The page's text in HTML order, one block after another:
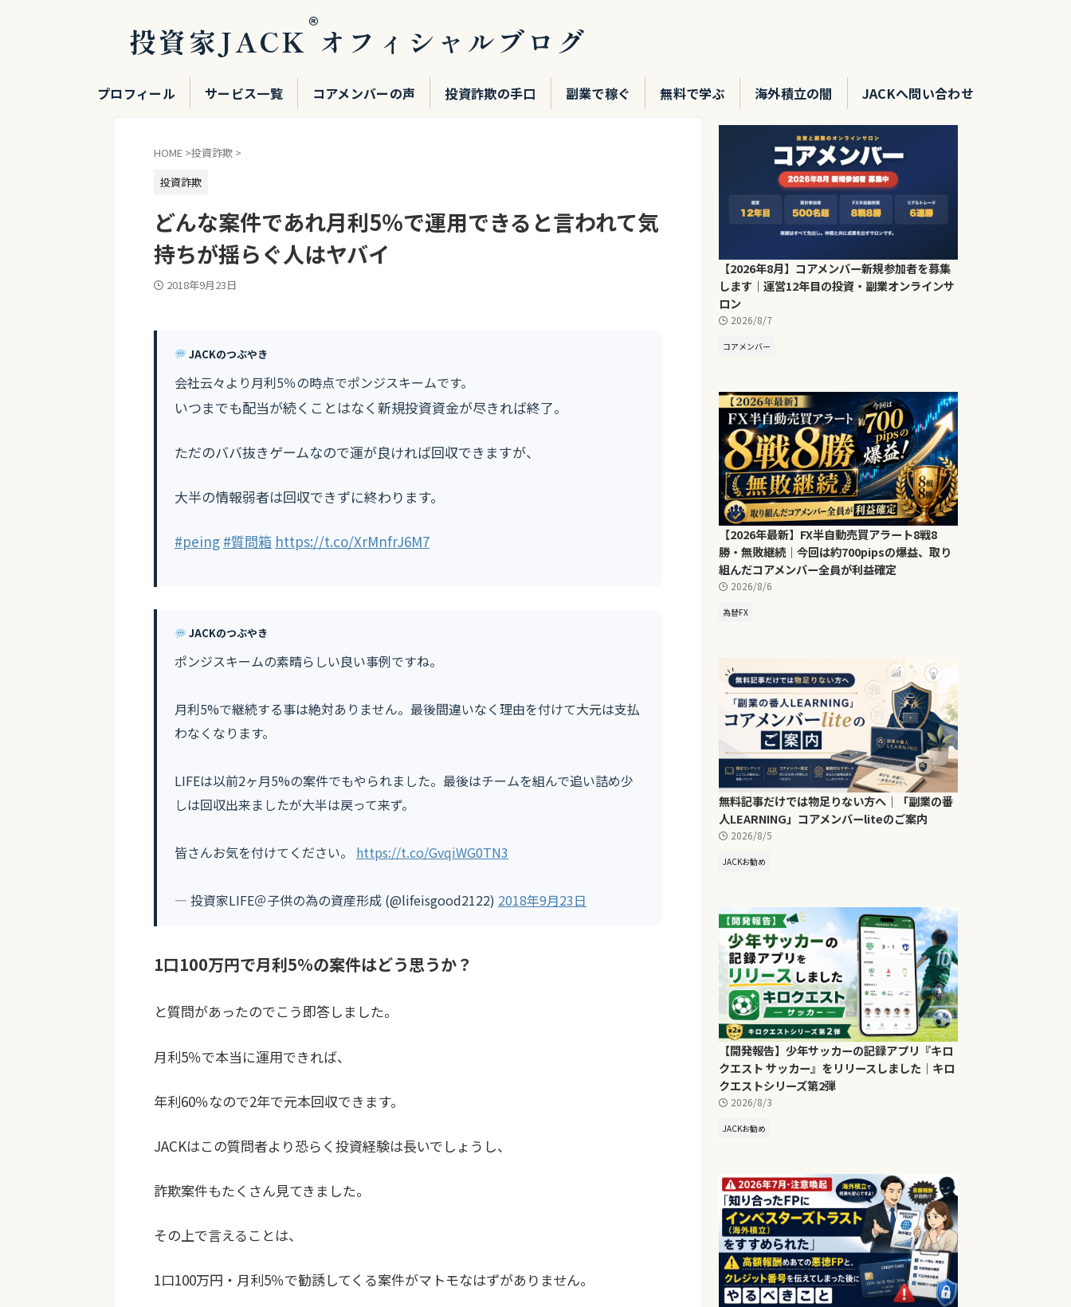
投資家JACK®オフィシャルブログ
プロフィール サービス一覧 コアメンバーの声 投資詐欺の手口 副業で稼ぐ 無料で学ぶ 海外積立の闇 JACKへ問い合わせ
HOME >投資詐欺 >
投資詐欺
どんな案件であれ月利5％で運用できると言われて気
持ちが揺らぐ人はヤバイ
2018年9月23日
JACKのつぶやき
会社云々より月利5％の時点でポンジスキームです。
いつまでも配当が続くことはなく新規投資資金が尽きれば終了。
ただのババ抜きゲームなので運が良ければ回収できますが、
大半の情報弱者は回収できずに終わります。
#peing #質問箱 https://t.co/XrMnfrJ6M7
JACKのつぶやき
ポンジスキームの素晴らしい良い事例ですね。
月利5%で継続する事は絶対ありません。最後間違いなく理由を付けて大元は支払
わなくなります。
LIFEは以前2ヶ月5%の案件でもやられました。最後はチームを組んで追い詰め少
しは回収出来ましたが大半は戻って来ず。
皆さんお気を付けてください。 https://t.co/GvqiWG0TN3
— 投資家LIFE＠子供の為の資産形成 (@lifeisgood2122) 2018年9月23日
1口100万円で月利5％の案件はどう思うか？
と質問があったのでこう即答しました。
月利5％で本当に運用できれば、
年利60％なので2年で元本回収できます。
JACKはこの質問者より恐らく投資経験は長いでしょうし、
詐欺案件もたくさん見てきました。
その上で言えることは、
1口100万円・月利5％で勧誘してくる案件がマトモなはずがありません。
【2026年8月】コアメンバー新規参加者を募集
します｜運営12年目の投資・副業オンラインサ
ロン
2026/8/7
コアメンバー
【2026年最新】FX半自動売買アラート8戦8
勝・無敗継続｜今回は約700pipsの爆益、取り
組んだコアメンバー全員が利益確定
2026/8/6
為替FX
無料記事だけでは物足りない方へ｜「副業の番
人LEARNING」コアメンバーliteのご案内
2026/8/5
JACKお勧め
【開発報告】少年サッカーの記録アプリ『キロ
クエスト サッカー』をリリースしました｜キロ
クエストシリーズ第2弾
2026/8/3
JACKお勧め